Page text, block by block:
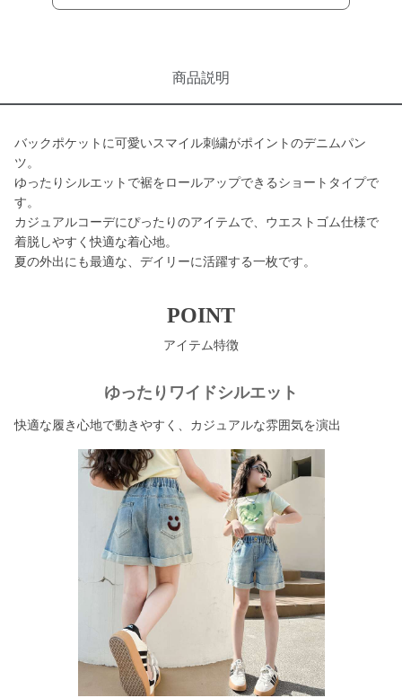
商品説明
バックポケットに可愛いスマイル刺繍がポイントのデニムパン
ツ。
ゆったりシルエットで裾をロールアップできるショートタイプで
す。
カジュアルコーデにぴったりのアイテムで、ウエストゴム仕様で
着脱しやすく快適な着心地。
夏の外出にも最適な、デイリーに活躍する一枚です。
POINT
アイテム特徴
ゆったりワイドシルエット
快適な履き心地で動きやすく、カジュアルな雰囲気を演出